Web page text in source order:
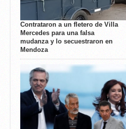
Contrataron a un fletero de Villa
Mercedes para una falsa
mudanza y lo secuestraron en
Mendoza